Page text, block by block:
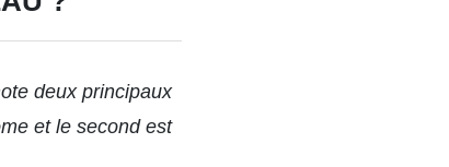
deux principaux
et le second est